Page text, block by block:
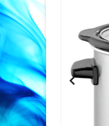
Bildergalerie